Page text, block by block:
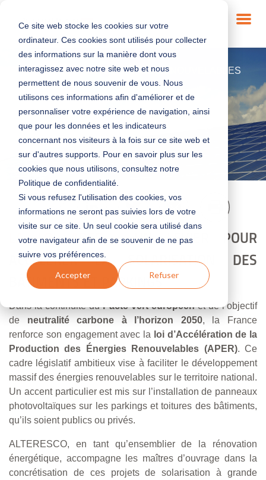
Ce site web stocke les cookies sur votre
ordinateur. Ces cookies sont utilisés pour collecter
des informations sur la manière dont vous
interagissez avec notre site web et nous
permettent de nous souvenir de vous. Nous
utilisons ces informations afin d'améliorer et de
personnaliser votre expérience de navigation, ainsi
que pour les données et les indicateurs
concernant nos visiteurs à la fois sur ce site web et
sur d'autres supports. Pour en savoir plus sur les
cookies que nous utilisons, consultez notre
Politique de confidentialité.
Si vous refusez l'utilisation des cookies, vos
informations ne seront pas suivies lors de votre
visite sur ce site. Un seul cookie sera utilisé dans
votre navigateur afin de se souvenir de ne pas
suivre vos préférences.
Accepter Refuser
RÉGLEMENTATION|ÉNERGIES RENOUVELABLES
Loi APER : quels outils de
financement ?
23/06/2025
6 min
LA LOI APER :UN LEVIER POUR
ACCÉLÉRER LA SOLARISATION DES
BÂTIMENTS ET PARKINGS
Dans la continuité duPacte vert européenet de l’objectif
de neutralité carbone à l’horizon 2050, la France
renforce son engagement avec la loi d’Accélération de la
Production des Énergies Renouvelables (APER). Ce
cadre législatif ambitieux vise à faciliter le développement
massif des énergies renouvelables sur le territoire national.
Un accent particulier est mis sur l’installation de panneaux
photovoltaïques sur les parkings et toitures des bâtiments,
qu’ils soient publics ou privés.
ALTERESCO, en tant qu’ensemblier de la rénovation
énergétique, accompagne les maîtres d’ouvrage dans la
concrétisation de ces projets de solarisation à grande